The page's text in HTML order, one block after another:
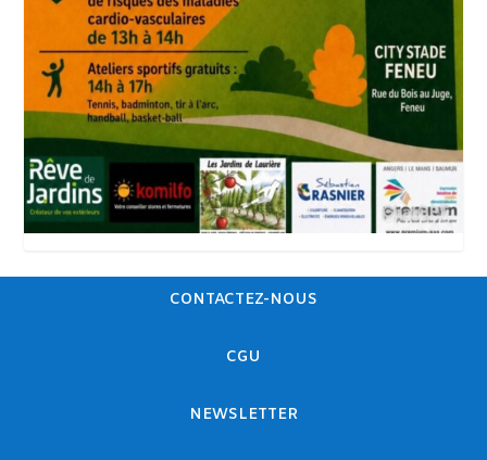
CONTACTEZ-NOUS
CGU
NEWSLETTER